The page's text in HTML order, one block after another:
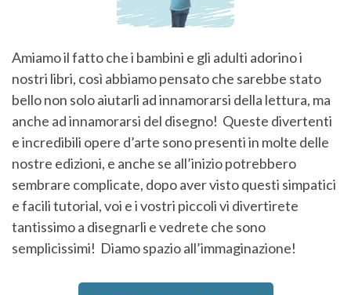
Amiamo il fatto che i bambini e gli adulti adorino i
nostri libri, così abbiamo pensato che sarebbe stato
bello non solo aiutarli ad innamorarsi della lettura, ma
anche ad innamorarsi del disegno! Queste divertenti
e incredibili opere d’arte sono presenti in molte delle
nostre edizioni, e anche se all’inizio potrebbero
sembrare complicate, dopo aver visto questi simpatici
e facili tutorial, voi e i vostri piccoli vi divertirete
tantissimo a disegnarli e vedrete che sono
semplicissimi! Diamo spazio all’immaginazione!